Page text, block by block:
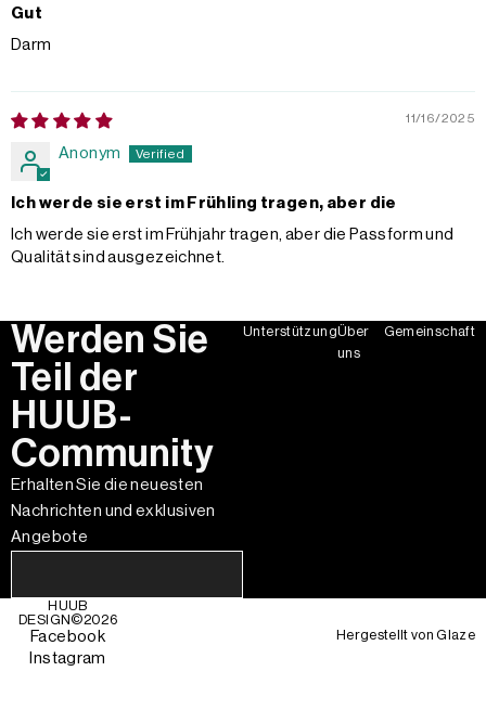
Gut
Darm
11/16/2025
Anonym
Ich werde sie erst im Frühling tragen, aber die
Ich werde sie erst im Frühjahr tragen, aber die Passform und
Qualität sind ausgezeichnet.
Werden Sie
Teil der
HUUB-
Community
Erhalten Sie die neuesten
Nachrichten und exklusiven
Angebote
UnterstützungÜber
uns
Gemeinschaft
HUUB
DESIGN©2026
Facebook
Instagram
Hergestellt vonGlaze